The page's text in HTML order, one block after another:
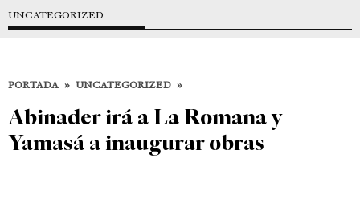
UNCATEGORIZED
PORTADA » UNCATEGORIZED »
Abinader irá a La Romana y
Yamasá a inaugurar obras